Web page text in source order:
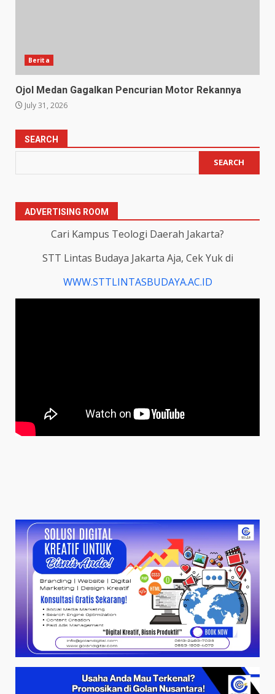
Berita
Ojol Medan Gagalkan Pencurian Motor Rekannya
July 31, 2026
SEARCH
SEARCH
ADVERTISING ROOM
Cari Kampus Teologi Daerah Jakarta?
STT Lintas Budaya Jakarta Aja, Cek Yuk di
WWW.STTLINTASBUDAYA.AC.ID